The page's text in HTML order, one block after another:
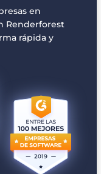
en
Renderforest
rápida y